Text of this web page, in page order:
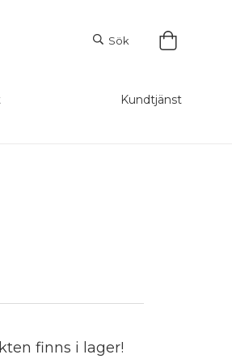
Sök
Kundtjänst
finns i lager!